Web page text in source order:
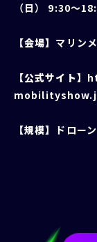
（日） 9:30～
【会場】 マリン
【公式サイト】
【規模】 ドロー